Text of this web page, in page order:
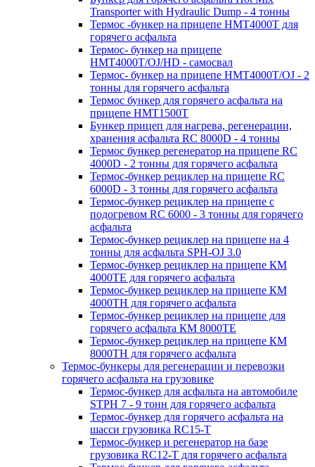
Transporter with Hydraulic Dump - 4 тонны
Термос -бункер на прицепе HMT4000T для
горячего асфальта
Термос- бункер на прицепе
HMT4000T/OJ/HD - самосвал
Термос- бункер на прицепе HMT4000T/OJ - 2
тонны для горячего асфальта
Термос бункер для горячего асфальта на
прицепе HMT1500T
Бункер прицеп для нагрева, регенерации,
хранения асфальта RC 8000D - 4 тонны
Термос бункер регенератор на прицепе RC
4000D - 2 тонны для горячего асфальта
Термос-бункер рециклер на прицепе RC
6000D - 3 тонны для горячего асфальта
Термос-бункер рециклер на прицепе с
подогревом RC 6000 - 3 тонны для горячего
асфальта
Термос-бункер рециклер на прицепе на 4
тонны для асфальта SPH-OJ 3.0
Термос-бункер рециклер на прицепе КМ
4000ТЕ для горячего асфальта
Термос-бункер рециклер на прицепе КМ
4000ТН для горячего асфальта
Термос-бункер рециклер на прицепе для
горячего асфальта КМ 8000ТЕ
Термос-бункер рециклер на прицепе КМ
8000ТH для горячего асфальта
Термос-бункеры для регенерации и перевозки
горячего асфальта на грузовике
Термос-бункер для асфальта на автомобиле
STPH 7 - 9 тонн для горячего асфальта
Термос-бункер для горячего асфальта на
шасси грузовика RC15-T
Термос-бункер и регенератор на базе
грузовика RC12-T для горячего асфальта